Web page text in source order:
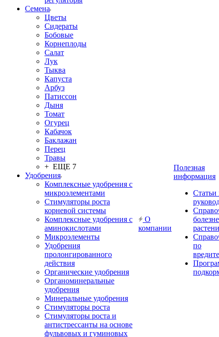
Семена
Цветы
Сидераты
Бобовые
Корнеплоды
Салат
Лук
Тыква
Капуста
Арбуз
Патиссон
Дыня
Томат
Огурец
Кабачок
Баклажан
Перец
Травы
+ ЕЩЕ 7
Удобрения
Комплексные удобрения с
микроэлементами
Стимуляторы роста
корневой системы
Комплексные удобрения с
аминокислотами
Микроэлементы
Удобрения
пролонгированного
действия
Органические удобрения
Органоминеральные
удобрения
Минеральные удобрения
Стимуляторы роста
Стимуляторы роста и
антистрессанты на основе
фульвовых и гуминовых
О
компании
Полезная
информация
Статьи
по